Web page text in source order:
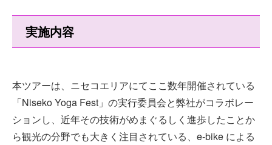
実施内容
本ツアーは、ニセコエリアにてここ数年開催されている
「Niseko Yoga Fest」の実行委員会と弊社がコラボレー
ションし、近年その技術がめまぐるしく進歩したことか
ら観光の分野でも大きく注目されている、e-bike による